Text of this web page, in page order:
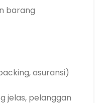
barang
asuransi)
jelas, pelanggan